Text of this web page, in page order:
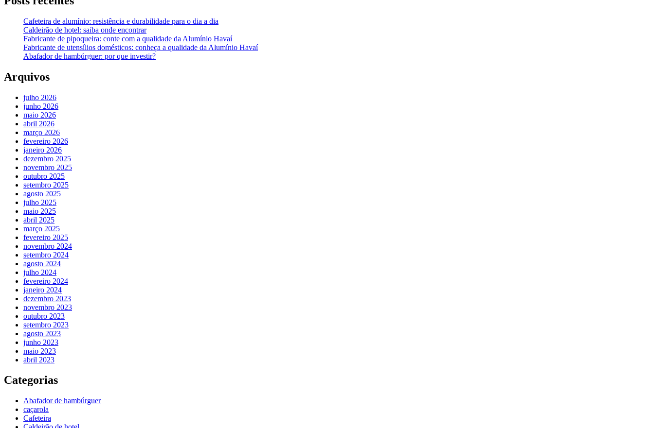
Cafeteira de alumínio: resistência e durabilidade para o dia a dia
Caldeirão de hotel: saiba onde encontrar
Fabricante de pipoqueira: conte com a qualidade da Alumínio Havaí
Fabricante de utensílios domésticos: conheça a qualidade da Alumínio Havaí
Abafador de hambúrguer: por que investir?
Arquivos
julho 2026
junho 2026
maio 2026
abril 2026
março 2026
fevereiro 2026
janeiro 2026
dezembro 2025
novembro 2025
outubro 2025
setembro 2025
agosto 2025
julho 2025
maio 2025
abril 2025
março 2025
fevereiro 2025
novembro 2024
setembro 2024
agosto 2024
julho 2024
fevereiro 2024
janeiro 2024
dezembro 2023
novembro 2023
outubro 2023
setembro 2023
agosto 2023
junho 2023
maio 2023
abril 2023
Categorias
Abafador de hambúrguer
caçarola
Cafeteira